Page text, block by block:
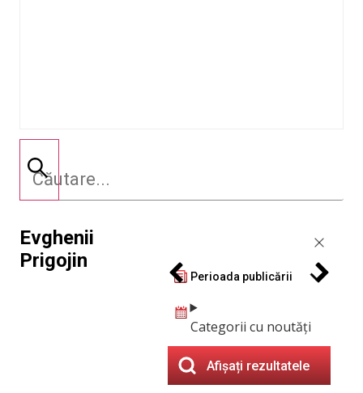
Evghenii
Prigojin
Perioada publicării
Categorii cu noutăți
Afișați rezultatele